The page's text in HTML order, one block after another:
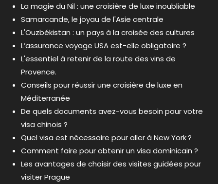
La magie du Nil : une croisière de luxe inoubliable
Samarcande, le joyau de l'Asie centrale
L'Ouzbékistan : un pays à la croisée des cultures
L’assurance voyage USA est-elle obligatoire ?
L'essentiel à retenir de la route des vins de
Provence.
Conseils pour réussir une croisière de luxe en
Méditerranée
De quels documents avez-vous besoin pour votre
visa chinois ?
Quel visa est nécessaire pour aller à New York ?
Comment faire pour obtenir un visa dominicain ?
Les avantages de choisir des visites guidées pour
visiter Prague